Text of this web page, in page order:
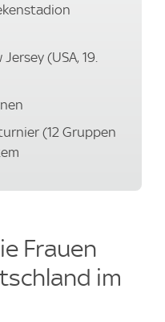
(USA, 19.
(12 Gruppen
Frauen
im